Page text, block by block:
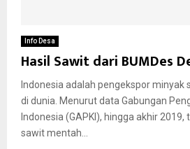
Info Desa
Hasil Sawit dari BUMDes
Indonesia adalah pengekspor
di dunia. Menurut data Gabungan
Indonesia (GAPKI), hingga akhir
sawit mentah...